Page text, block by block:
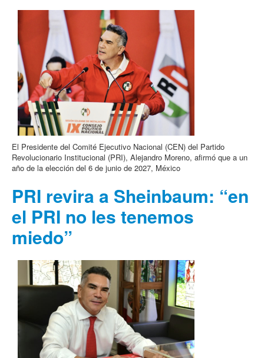
El Presidente del Comité Ejecutivo Nacional (CEN) del Partido
Revolucionario Institucional (PRI), Alejandro Moreno, afirmó que a un
año de la elección del 6 de junio de 2027, México
PRI revira a Sheinbaum: “en
el PRI no les tenemos
miedo”